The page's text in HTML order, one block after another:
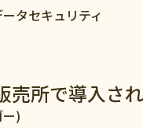
タセキュリティ
売所で導入さ
)